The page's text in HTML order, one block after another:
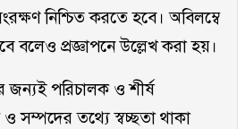
নিশ্চিত করতে হবে। অবিলম্বে
বলেও প্রজ্ঞাপনে উল্লেখ করা হয়।
জন্যই পরিচালক ও শীর্ষ
সম্পদের তথ্যে স্বচ্ছতা থাকা